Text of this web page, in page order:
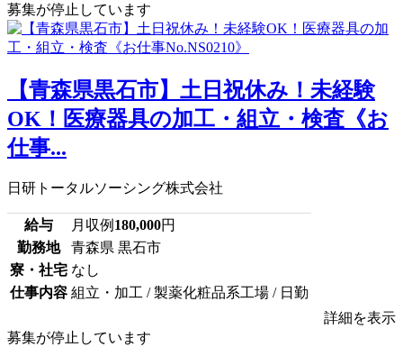
募集が停止しています
【青森県黒石市】土日祝休み！未経験
OK！医療器具の加工・組立・検査《お
仕事...
日研トータルソーシング株式会社
給与 月収例 180,000円
勤務地
青森県 黒石市
寮・社宅 なし
仕事内容 組立・加工 / 製薬化粧品系工場 / 日勤
詳細を表示
募集が停止しています